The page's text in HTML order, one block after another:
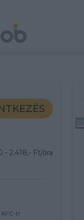
- 2.418,- Ft/óra
t!